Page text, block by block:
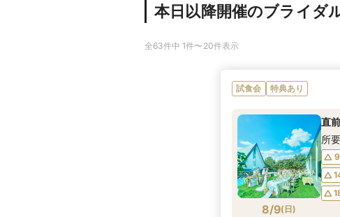
本日以降開催のブライダ
全63件中 1件〜20件表示
試食会 特典あり
8/9( 日)
直
所